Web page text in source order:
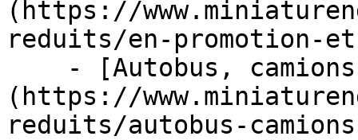
(https://
reduits/en-promotion-
(https://
reduits/autobus-